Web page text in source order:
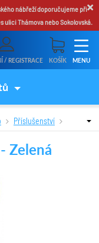
×
nábřeží doporučujeme při
ulici Thámova nebo Sokolovská.
/ REGISTRACE KOŠÍK MENU
Příslušenství
Zelená